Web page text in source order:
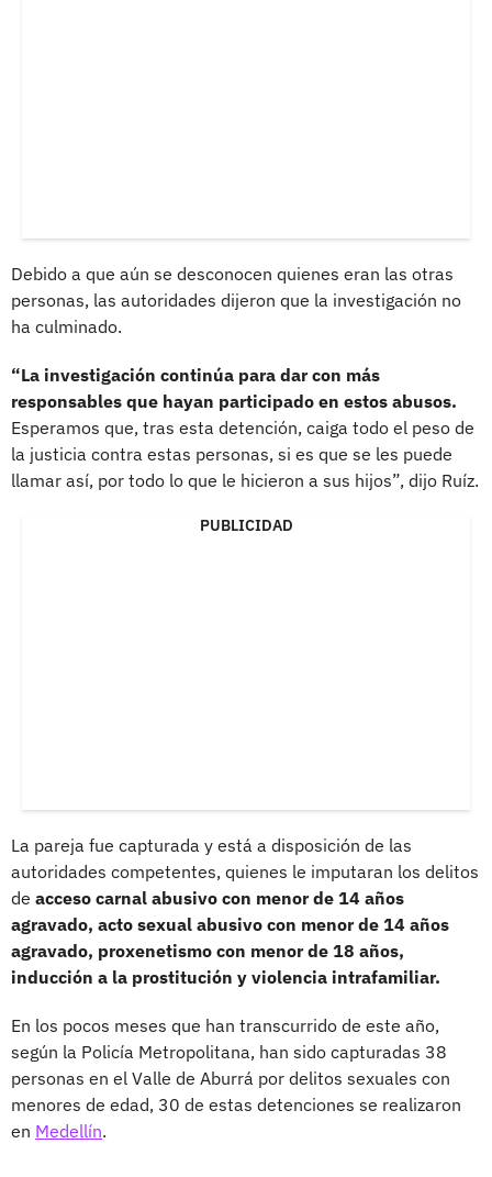
Debido a que aún se desconocen quienes eran las otras
personas, las autoridades dijeron que la investigación no
ha culminado.
“La investigación continúa para dar con más
responsables que hayan participado en estos abusos.
Esperamos que, tras esta detención, caiga todo el peso de
la justicia contra estas personas, si es que se les puede
llamar así, por todo lo que le hicieron a sus hijos”, dijo Ruíz.
PUBLICIDAD
La pareja fue capturada y está a disposición de las
autoridades competentes, quienes le imputaran los delitos
de acceso carnal abusivo con menor de 14 años
agravado, acto sexual abusivo con menor de 14 años
agravado, proxenetismo con menor de 18 años,
inducción a la prostitución y violencia intrafamiliar.
En los pocos meses que han transcurrido de este año,
según la Policía Metropolitana, han sido capturadas 38
personas en el Valle de Aburrá por delitos sexuales con
menores de edad, 30 de estas detenciones se realizaron
en Medellín.